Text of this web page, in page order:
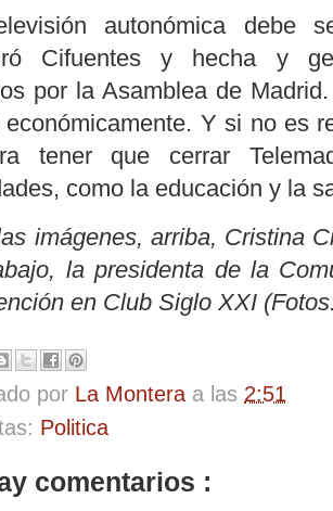
autonómica debe
Cifuentes y hecha y
por la Asamblea de
económicamente. Y si no es
tener que cerrar
como la educación y la
imágenes, arriba, Cristina
la presidenta de la
en Club Siglo XXI
por La Montera a las 2:51
Politica
comentarios :